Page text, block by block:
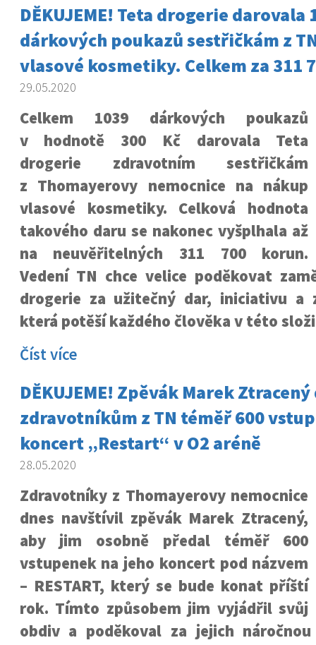
DĚKUJEME! Teta drogerie darovala
dárkových poukazů sestřičkám z
vlasové kosmetiky. Celkem za 311
29.05.2020
Celkem 1039 dárkových poukazů
v hodnotě 300 Kč darovala Teta
drogerie zdravotním sestřičkám
z Thomayerovy nemocnice na nákup
vlasové kosmetiky. Celková hodnota
takového daru se nakonec vyšplhala až
na neuvěřitelných 311 700 korun.
Vedení TN chce velice poděkovat
drogerie za užitečný dar, iniciativu a
která potěší každého člověka v této
Číst více
DĚKUJEME! Zpěvák Marek
zdravotníkům z TN téměř 600
koncert „Restart“ v O2 aréně
28.05.2020
Zdravotníky z Thomayerovy nemocnice
dnes navštívil zpěvák Marek Ztracený,
aby jim osobně předal téměř 600
vstupenek na jeho koncert pod názvem
– RESTART, který se bude konat příští
rok. Tímto způsobem jim vyjádřil svůj
obdiv a poděkoval za jejich